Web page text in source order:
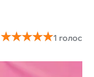
★★★★★
★★★★★1 голос